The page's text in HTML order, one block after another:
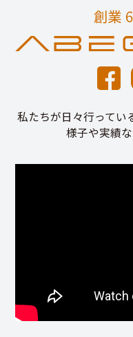
私たちが日々行ってい
様子や実績